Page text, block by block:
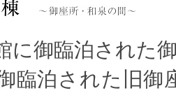
に御臨泊された
臨泊された旧御